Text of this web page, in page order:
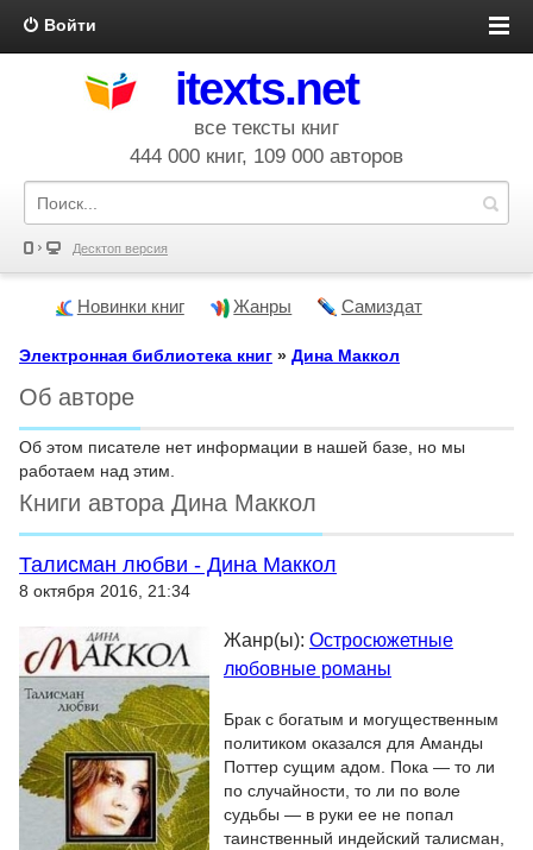
Войти
itexts.net
все тексты книг
444 000 книг, 109 000 авторов
Десктоп версия
Новинки книг Жанры Самиздат
Электронная библиотека книг » Дина Маккол
Об авторе
Об этом писателе нет информации в нашей базе, но мы
работаем над этим.
Книги автора Дина Маккол
Талисман любви - Дина Маккол
8 октября 2016, 21:34
Жанр(ы): Остросюжетные
любовные романы
Брак с богатым и могущественным
политиком оказался для Аманды
Поттер сущим адом. Пока — то ли
по случайности, то ли по воле
судьбы — в руки ее не попал
таинственный индейский талисман,